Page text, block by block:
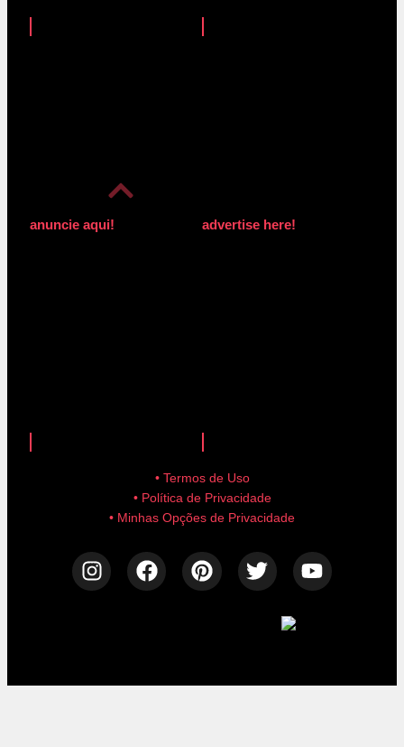
anuncie aqui! advertise here!
• Termos de Uso
• Política de Privacidade
• Minhas Opções de Privacidade